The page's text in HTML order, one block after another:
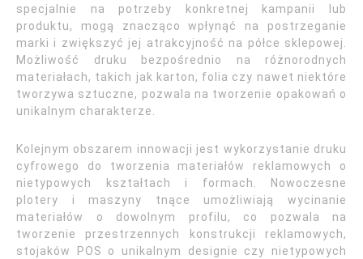
specjalnie na potrzeby konkretnej kampanii lub
produktu, mogą znacząco wpłynąć na postrzeganie
marki i zwiększyć jej atrakcyjność na półce sklepowej.
Możliwość druku bezpośrednio na różnorodnych
materiałach, takich jak karton, folia czy nawet niektóre
tworzywa sztuczne, pozwala na tworzenie opakowań o
unikalnym charakterze.
Kolejnym obszarem innowacji jest wykorzystanie druku
cyfrowego do tworzenia materiałów reklamowych o
nietypowych kształtach i formach. Nowoczesne
plotery i maszyny tnące umożliwiają wycinanie
materiałów o dowolnym profilu, co pozwala na
tworzenie przestrzennych konstrukcji reklamowych,
stojaków POS o unikalnym designie czy nietypowych